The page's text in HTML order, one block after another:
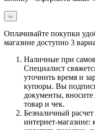
Оплачивайте покупки
магазине доступно 3
Наличные при
Специалист
уточнить время и
купюры. Вы
документы, вносите
товар и чек.
Безналичный
интернет-